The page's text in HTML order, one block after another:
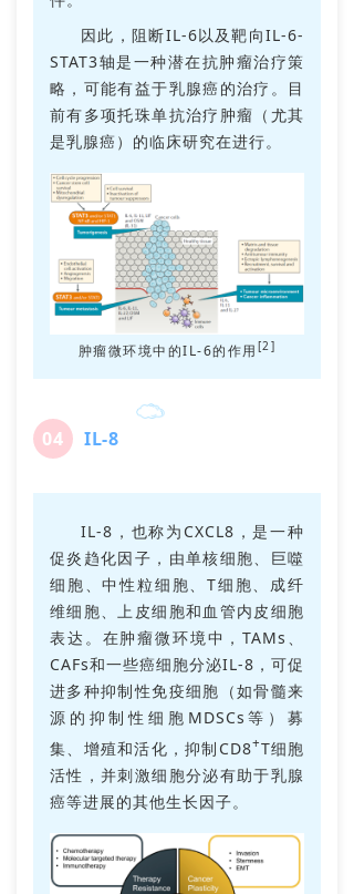
因此，阻断IL-6以及靶向IL-6-
STAT3轴是一种潜在抗肿瘤治疗策
略，可能有益于乳腺癌的治疗。目
前有多项托珠单抗治疗肿瘤（尤其
是乳腺癌）的临床研究在进行。
肿瘤微环境中的IL-6的作用 [2]
04 IL-8
IL-8，也称为CXCL8，是一种
促炎趋化因子，由单核细胞、巨噬
细胞、中性粒细胞、T细胞、成纤
维细胞、上皮细胞和血管内皮细胞
表达。在肿瘤微环境中，TAMs、
CAFs和一些癌细胞分泌IL-8，可促
进多种抑制性免疫细胞（如骨髓来
源的抑制性细胞MDSCs等）募
集、增殖和活化，抑制CD8+T细胞
活性，并刺激细胞分泌有助于乳腺
癌等进展的其他生长因子。